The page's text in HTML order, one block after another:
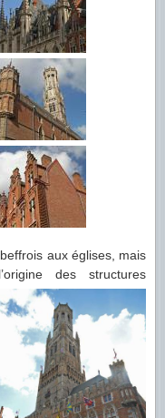
aux églises, mais
des structures